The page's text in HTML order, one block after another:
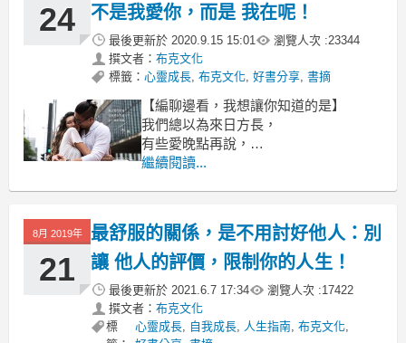
24
不是我愛你，而是 我在呢！
最後更新於 2020.9.15 15:01 瀏覽人次 :23344
撰文者： 布克文化
標籤： 心靈成長, 布克文化, 好書分享, 書摘
【編聊邊看，我想讓你知道的是】
我們總以為來日方長，
有些愛晚點再說，
但你卻不知道意外可能來的更快…
繼續閱讀...
8月 2019年
21
最舒服的關係，是不用討好他人：別
讓 他人的評價，限制你的人生！
最後更新於 2021.6.7 17:34 瀏覽人次 :17422
撰文者： 布克文化
標
心靈成長, 自我成長, 人生指南,布克文化,